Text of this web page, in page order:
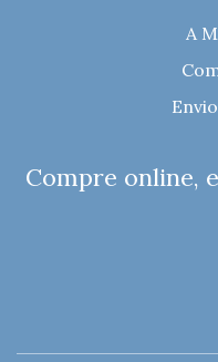
A
Compre online,